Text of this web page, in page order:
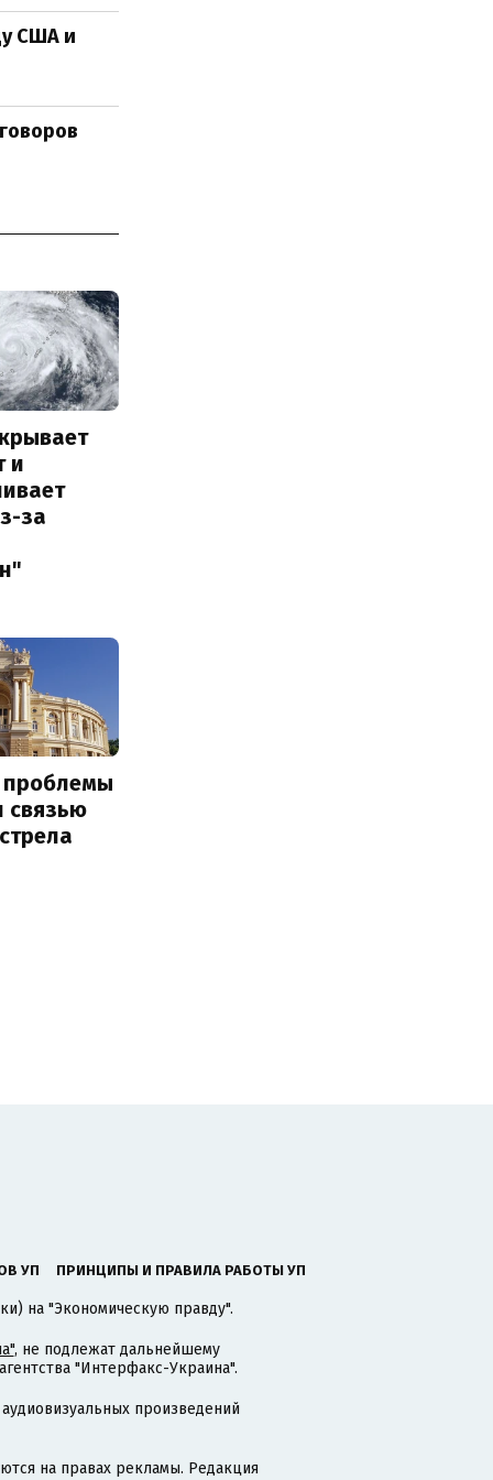
США и
и
за
проблемы
связью
УП ПРИНЦИПЫ И ПРАВИЛА РАБОТЫ УП
на "Экономическую правду".
, не подлежат дальнейшему
"Интерфакс-Украина".
произведений
на правах рекламы. Редакция